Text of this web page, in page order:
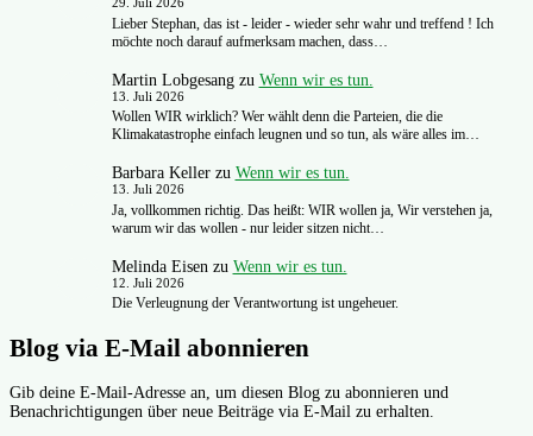
29. Juli 2026
Lieber Stephan, das ist - leider - wieder sehr wahr und treffend ! Ich
möchte noch darauf aufmerksam machen, dass…
Martin Lobgesangzu Wenn wir es tun.
13. Juli 2026
Wollen WIR wirklich? Wer wählt denn die Parteien, die die
Klimakatastrophe einfach leugnen und so tun, als wäre alles im…
Barbara Kellerzu Wenn wir es tun.
13. Juli 2026
Ja, vollkommen richtig. Das heißt: WIR wollen ja, Wir verstehen ja,
warum wir das wollen - nur leider sitzen nicht…
Melinda Eisen zu Wenn wir es tun.
12. Juli 2026
Die Verleugnung der Verantwortung ist ungeheuer.
Blog via E-Mail abonnieren
Gib deine E-Mail-Adresse an, um diesen Blog zu abonnieren und
Benachrichtigungen über neue Beiträge via E-Mail zu erhalten.